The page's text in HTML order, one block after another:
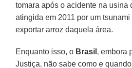
tomara após o acidente na usina
atingida em 2011 por um tsunami
exportar arroz daquela área.
Enquanto isso, o Brasil , embora
Justiça, não sabe como e